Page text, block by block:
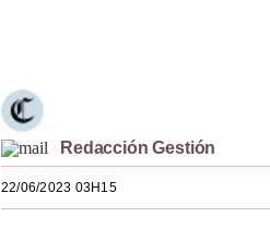
Redacción Gestión
22/06/2023 03H15